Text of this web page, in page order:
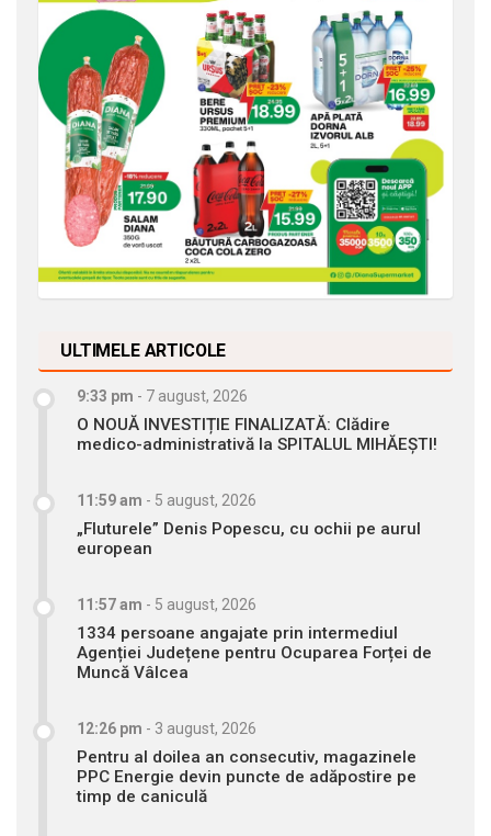
ULTIMELE ARTICOLE
9:33 pm - 7 august, 2026
O NOUĂ INVESTIȚIE FINALIZATĂ: Clădire
medico-administrativă la SPITALUL MIHĂEȘTI!
11:59 am - 5 august, 2026
„Fluturele” Denis Popescu, cu ochii pe aurul
european
11:57 am - 5 august, 2026
1334 persoane angajate prin intermediul
Agenției Județene pentru Ocuparea Forței de
Muncă Vâlcea
12:26 pm - 3 august, 2026
Pentru al doilea an consecutiv, magazinele
PPC Energie devin puncte de adăpostire pe
timp de caniculă